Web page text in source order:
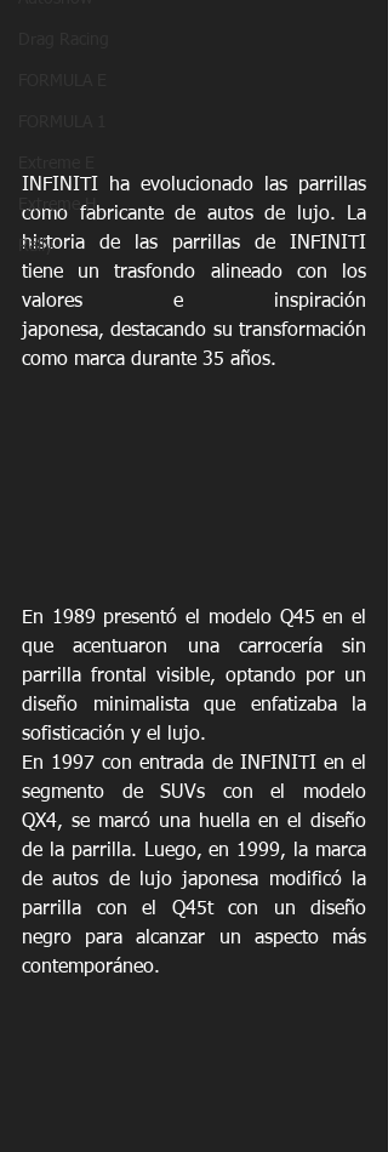
Extreme H
Rally
INFINITI ha evolucionado las parrillas
como fabricante de autos de lujo. La
historia de las parrillas de INFINITI
tiene un trasfondo alineado con los
valores e inspiración
japonesa, destacando su transformación
como marca durante 35 años.
En 1989 presentó el modelo Q45 en el
que acentuaron una carrocería sin
parrilla frontal visible, optando por un
diseño minimalista que enfatizaba la
sofisticación y el lujo.
En 1997 con entrada de INFINITI en el
segmento de SUVs con el modelo
QX4, se marcó una huella en el diseño
de la parrilla. Luego, en 1999, la marca
de autos de lujo japonesa modificó la
parrilla con el Q45t con un diseño
negro para alcanzar un aspecto más
contemporáneo.